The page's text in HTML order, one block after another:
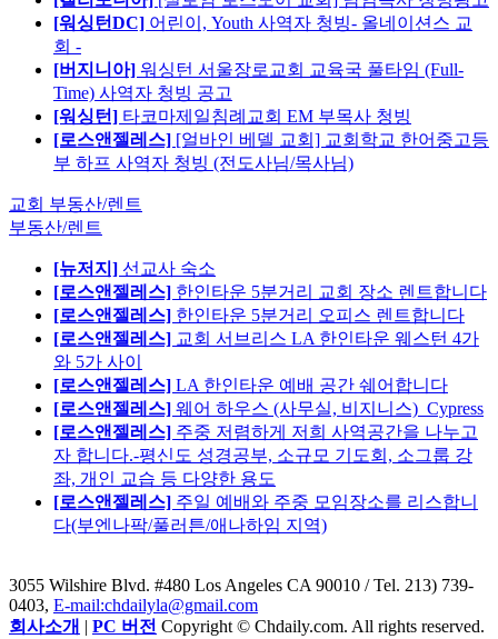
[워싱턴DC] 어린이, Youth 사역자 청빙- 올네이션스 교
회 -
[버지니아] 워싱턴 서울장로교회 교육국 풀타임 (Full-
Time) 사역자 청빙 공고
[워싱턴] 타코마제일침례교회 EM 부목사 청빙
[로스앤젤레스] [얼바인 베델 교회] 교회학교 한어중고등
부 하프 사역자 청빙 (전도사님/목사님)
교회 부동산/렌트
부동산/렌트
[뉴저지] 선교사 숙소
[로스앤젤레스] 한인타운 5분거리 교회 장소 렌트합니다
[로스앤젤레스] 한인타운 5분거리 오피스 렌트합니다
[로스앤젤레스] 교회 서브리스 LA 한인타운 웨스턴 4가
와 5가 사이
[로스앤젤레스] LA 한인타운 예배 공간 쉐어합니다
[로스앤젤레스] 웨어 하우스 (사무실, 비지니스)_Cypress
[로스앤젤레스] 주중 저렴하게 저희 사역공간을 나누고
자 합니다.-평신도 성경공부, 소규모 기도회, 소그룹 강
좌, 개인 교습 등 다양한 용도
[로스앤젤레스] 주일 예배와 주중 모임장소를 리스합니
다(부엔나팍/풀러튼/애나하임 지역)
3055 Wilshire Blvd. #480 Los Angeles CA 90010 / Tel. 213) 739-
0403, E-mail:chdailyla@gmail.com
회사소개 | PC 버전 Copyright © Chdaily.com. All rights reserved.